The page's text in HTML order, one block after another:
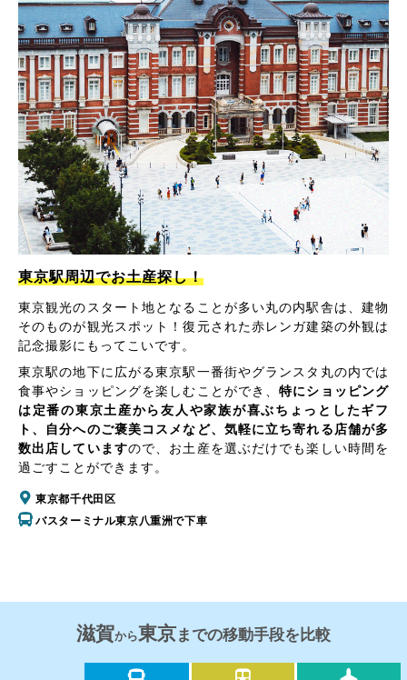
東京駅周辺でお土産探し！
東京観光のスタート地となることが多い丸の内駅舎は、建物
そのものが観光スポット！復元された赤レンガ建築の外観は
記念撮影にもってこいです。
東京駅の地下に広がる東京駅一番街やグランスタ丸の内では
食事やショッピングを楽しむことができ、特にショッピング
は定番の東京土産から友人や家族が喜ぶちょっとしたギフ
ト、自分へのご褒美コスメなど、気軽に立ち寄れる店舗が多
数出店していますので、お土産を選ぶだけでも楽しい時間を
過ごすことができます。
東京都千代田区
バスターミナル東京八重洲で下車
滋賀から東京までの移動手段を比較